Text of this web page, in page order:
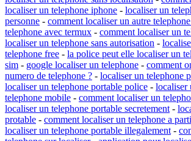
localiser un telephone iphone - localiser un
personne - comment localiser un autre
telephone avec termux - comment localiser un
localiser un telephone sans autorisation -
telephone free - la police peut elle localiser un
sim - google localiser un telephone - comment
numero de telephone ? - localiser un telephone
localiser un telephone portable police - localiser
telephone mobile - comment localiser un
localiser un telephone portable secretement -
protable - comment localiser un telephone a
localiser un telephone portable illegalement -